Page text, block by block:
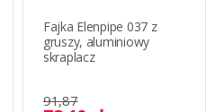
Fajka Elenpipe 037 z
gruszy, aluminiowy
skraplacz
91,87